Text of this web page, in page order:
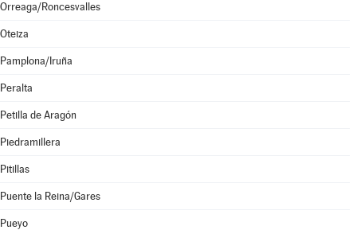
Orreaga/Roncesvalles
Oteiza
Pamplona/Iruña
Peralta
Petilla de Aragón
Piedramillera
Pitillas
Puente la Reina/Gares
Pueyo